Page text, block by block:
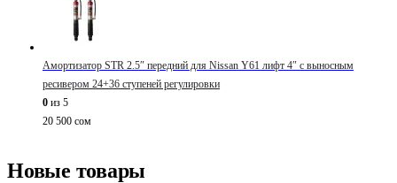
Амортизатор STR 2.5″ передний для Nissan Y61 лифт 4″ с выносным
ресивером 24+36 ступеней регулировки
0 из 5
20 500 сом
Новые товары